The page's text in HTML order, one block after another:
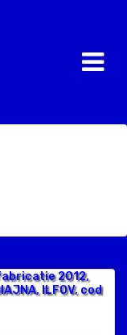
2012,
ILFOV, cod